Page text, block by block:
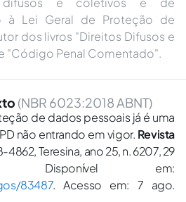
à Lei Geral de Proteção de
dos livros "Direitos Difusos e
"Código Penal Comentado".
(NBR 6023:2018 ABNT)
de dados pessoais já é uma
não entrando em vigor. Revista
4862, Teresina, ano 25, n. 6207, 29
em:
83487. Acesso em: 7 ago.